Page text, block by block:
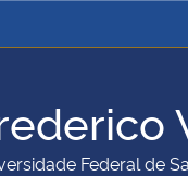
Ministério da
Ministério da
Federal de